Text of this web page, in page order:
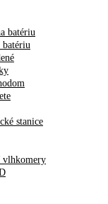
batériu
stanice
vlhkomery